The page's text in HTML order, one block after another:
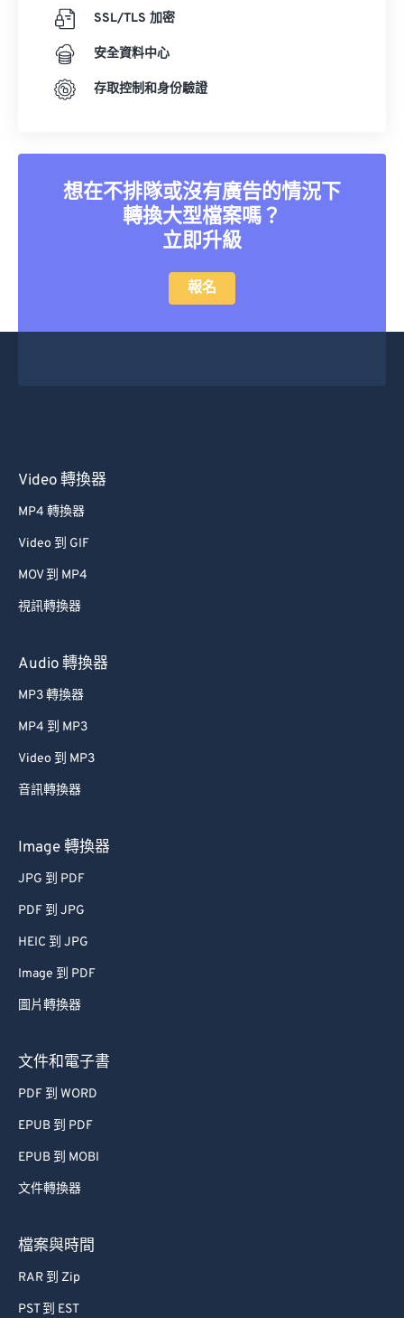
SSL/TLS 加密
安全資料中心
存取控制和身份驗證
想在不排隊或沒有廣告的情況下
轉換大型檔案嗎？
立即升級
報名
Video 轉換器
MP4 轉換器
Video 到 GIF
MOV 到 MP4
視訊轉換器
Audio 轉換器
MP3 轉換器
MP4 到 MP3
Video 到 MP3
音訊轉換器
Image 轉換器
JPG 到 PDF
PDF 到 JPG
HEIC 到 JPG
Image 到 PDF
圖片轉換器
文件和電子書
PDF 到 WORD
EPUB 到 PDF
EPUB 到 MOBI
文件轉換器
檔案與時間
RAR 到 Zip
PST 到 EST